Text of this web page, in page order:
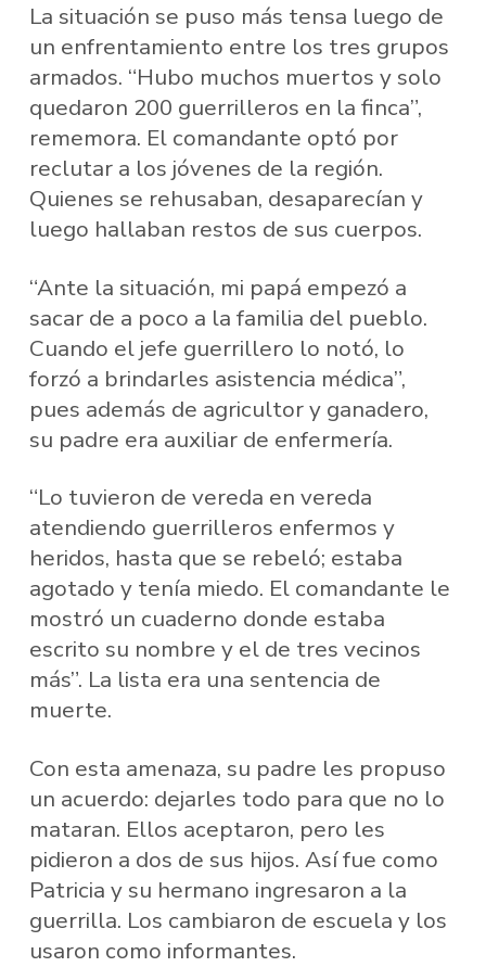
La situación se puso más tensa luego de
un enfrentamiento entre los tres grupos
armados. “Hubo muchos muertos y solo
quedaron 200 guerrilleros en la finca”,
rememora. El comandante optó por
reclutar a los jóvenes de la región.
Quienes se rehusaban, desaparecían y
luego hallaban restos de sus cuerpos.
“Ante la situación, mi papá empezó a
sacar de a poco a la familia del pueblo.
Cuando el jefe guerrillero lo notó, lo
forzó a brindarles asistencia médica”,
pues además de agricultor y ganadero,
su padre era auxiliar de enfermería.
“Lo tuvieron de vereda en vereda
atendiendo guerrilleros enfermos y
heridos, hasta que se rebeló; estaba
agotado y tenía miedo. El comandante le
mostró un cuaderno donde estaba
escrito su nombre y el de tres vecinos
más”. La lista era una sentencia de
muerte.
Con esta amenaza, su padre les propuso
un acuerdo: dejarles todo para que no lo
mataran. Ellos aceptaron, pero les
pidieron a dos de sus hijos. Así fue como
Patricia y su hermano ingresaron a la
guerrilla. Los cambiaron de escuela y los
usaron como informantes.